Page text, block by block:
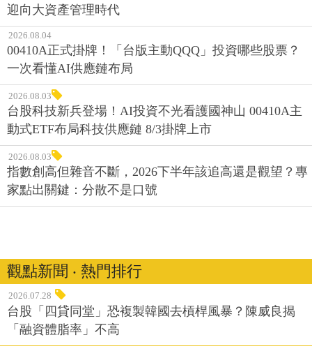
迎向大資產管理時代
2026.08.04
00410A正式掛牌！「台版主動QQQ」投資哪些股票？
一次看懂AI供應鏈布局
2026.08.03
台股科技新兵登場！AI投資不光看護國神山 00410A主
動式ETF布局科技供應鏈 8/3掛牌上市
2026.08.03
指數創高但雜音不斷，2026下半年該追高還是觀望？專
家點出關鍵：分散不是口號
觀點新聞 ‧ 熱門排行
2026.07.28
台股「四貸同堂」恐複製韓國去槓桿風暴？陳威良揭
「融資體脂率」不高